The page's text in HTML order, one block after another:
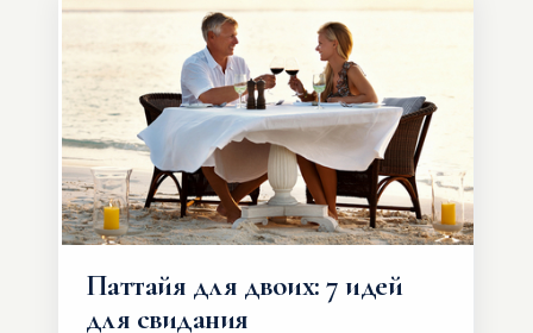
и спокойно доехать до курорта.
Паттайя для двоих: 7 идей
для свидания